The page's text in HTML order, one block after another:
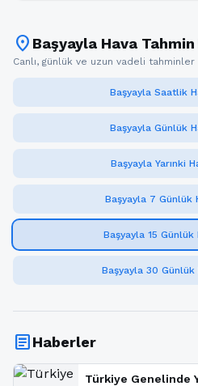
location_on Başyayla Hava
Canlı, günlük ve uzun vadeli tahminler
Başyayla Saatlik
Başyayla Günlük
Başyayla Yarınki
Başyayla 7 Günlük
Başyayla 15 Günlük
Başyayla 30 Günlük
articleHaberler
Türkiye Genelinde